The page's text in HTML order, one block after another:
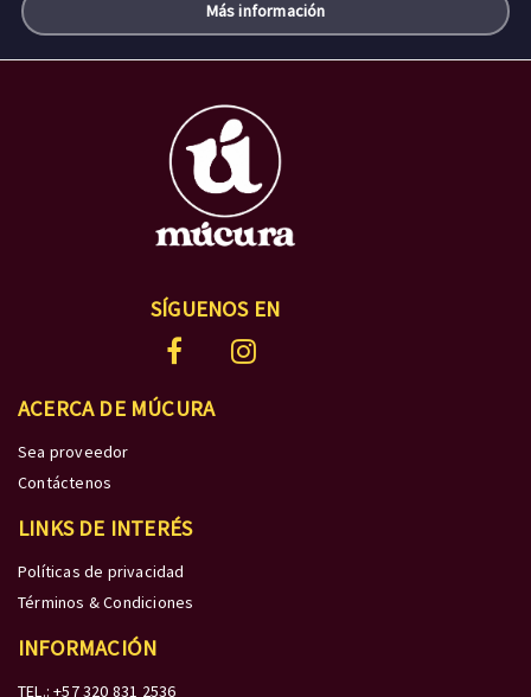
Más información
SÍGUENOS EN
ACERCA DE MÚCURA
Sea proveedor
Contáctenos
LINKS DE INTERÉS
Políticas de privacidad
Términos & Condiciones
INFORMACIÓN
TEL.: +57 320 831 2536